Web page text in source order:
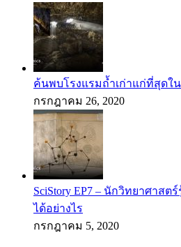
ค้นพบโรงแรมถ้ำเก่าแก่ที่สุดใ
กรกฎาคม 26, 2020
SciStory EP7 – นักวิทยาศาสต
ได้อย่างไร
กรกฎาคม 5, 2020